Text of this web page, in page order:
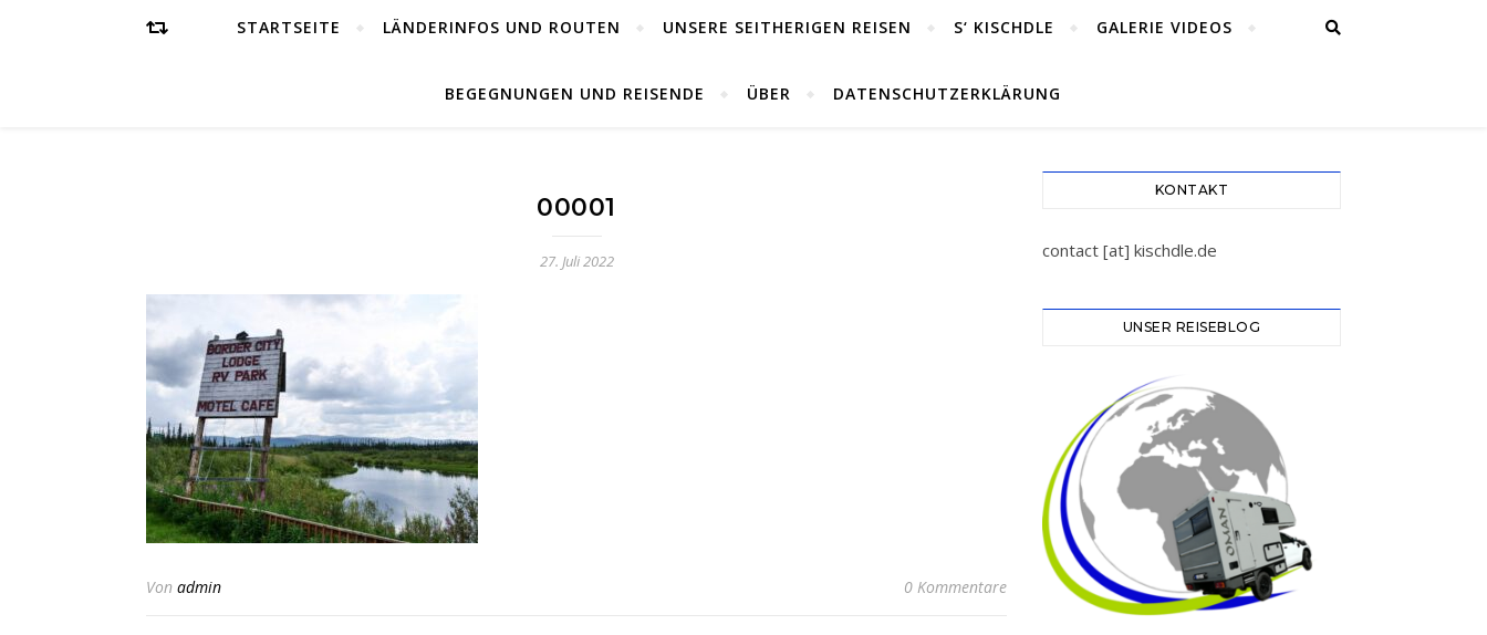
STARTSEITE LÄNDERINFOS UND ROUTEN UNSERE SEITHERIGEN REISEN S‘ KISCHDLE GALERIE VIDEOS
BEGEGNUNGEN UND REISENDE ÜBER DATENSCHUTZERKLÄRUNG
00001
27. Juli 2022
Von admin 0 Kommentare
KONTAKT
contact [at] kischdle.de
UNSER REISEBLOG